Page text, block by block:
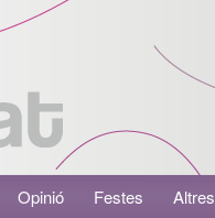
Opinió Festes Altres